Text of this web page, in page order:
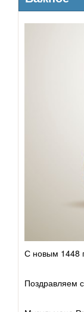
Коран
Хадис
С новым 1448
Поздравляем